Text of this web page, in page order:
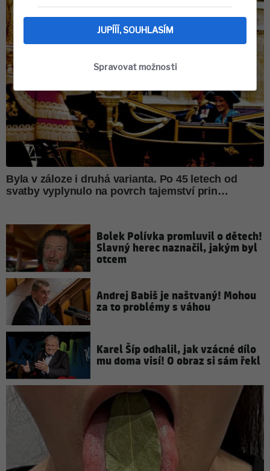
Bolek Polívka promluvil o dětech!
Slavný herec naznačil, jakým byl
otcem
Andrej Babiš je naštvaný! Mohou
za to problémy s váhou
Karel Šíp odhalil, jak vzácné dílo
mu doma visí! O obraz si sám řekl
JUPÍÍÍ, SOUHLASÍM
Spravovat možnosti